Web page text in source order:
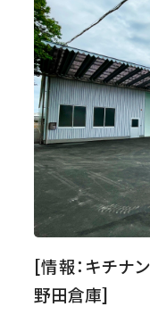
[情報：キチナ
野田倉庫]